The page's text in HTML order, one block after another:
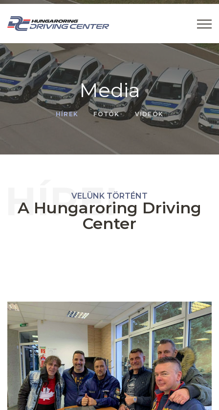
Media
HÍREK FOTÓK VIDEÓK
VELÜNK TÖRTÉNT
A Hungaroring Driving
Center
HÍREI